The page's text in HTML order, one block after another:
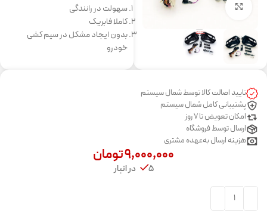
برای بزرگنمایی کلیک کنید
سهولت در رانندگی
کاملا فابریک
بدون ایجاد مشکل در سیم کشی
خودرو
تایید اصالت کالا توسط شمال سیستم
پشتیبانی کامل شمال سیستم
امکان تعویض تا 7 روز
ارسال توسط فروشگاه
هزینه ارسال به‌عهده مشتری
۹,۰۰۰,۰۰۰تومان
5 در انبار